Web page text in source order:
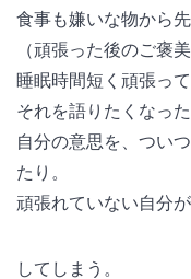
食事も嫌いな物から
（頑張った後のご褒美
睡眠時間短く頑張っ
それを語りたくなった
自分の意思を、つい
たり。
頑張れていない自分
してしまう。